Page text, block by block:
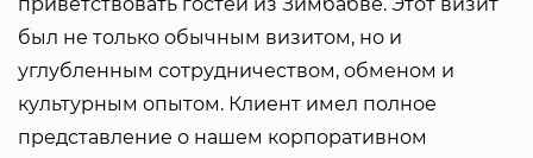
был не только обычным визитом, но и
углубленным сотрудничеством, обменом и
культурным опытом. Клиент имел полное
представление о нашем корпоративном